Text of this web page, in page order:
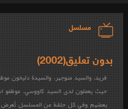
مسلسل
بدون تعليق(2002)
فريد، والسيد منوجهر، والسيدة دليخون
حيث يعملون لدى السيد كاووسي. موظفو
بعضهم وفي كل حلقة من المسلسل تُعرض